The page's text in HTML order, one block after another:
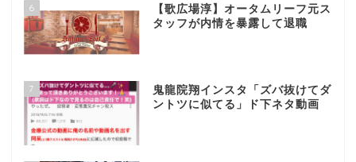
6
【歌広場淳】オータムリーフ元ス
タッフが内情を暴露して退職
7
鬼龍院翔インスタ「ズバ抜けてダ
ントツに似てる」ド下ネタ動画